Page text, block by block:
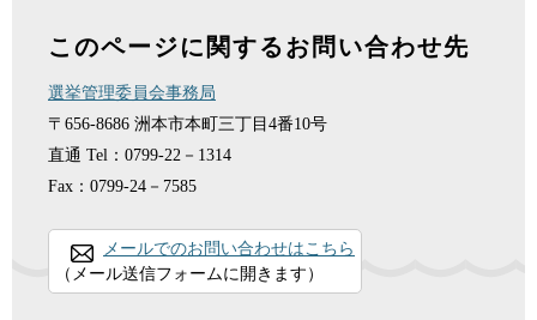
このページに関するお問い合わせ先
選挙管理委員会事務局
〒656-8686 洲本市本町三丁目4番10号
直通 Tel：0799-22－1314
Fax：0799-24－7585
メールでのお問い合わせはこちら
（メール送信フォームに開きます）